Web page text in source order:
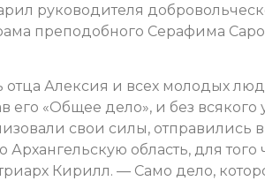
руководителя
преподобного Серафима
отца Алексия и всех молодых
его «Общее дело», и без всякого
свои силы, отправились
Архангельскую область, для того
Кирилл. — Само дело,